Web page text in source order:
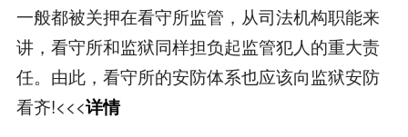
一般都被关押在看守所监管，从司法机构职能来
讲，看守所和监狱同样担负起监管犯人的重大责
任。由此，看守所的安防体系也应该向监狱安防
看齐!<<<详情